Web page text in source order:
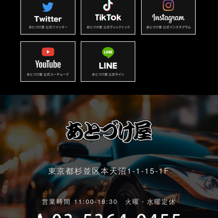
東京都杉並区本天沼1-1-15-1F
営業時間 11:00-18:30 火曜・水曜定休